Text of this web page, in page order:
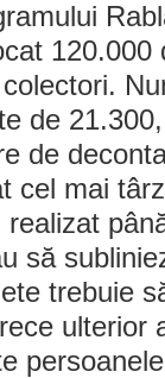
de
de
cel mai
să
trebuie
ulterior